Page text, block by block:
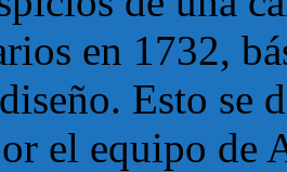
en 1732,
Esto se
el equipo de